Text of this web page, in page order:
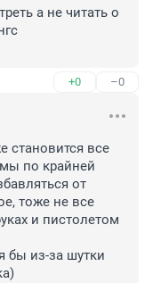
а не читать о
+0 –0
становится все
по крайней
от
тоже не все
и пистолетом
бы из-за шутки